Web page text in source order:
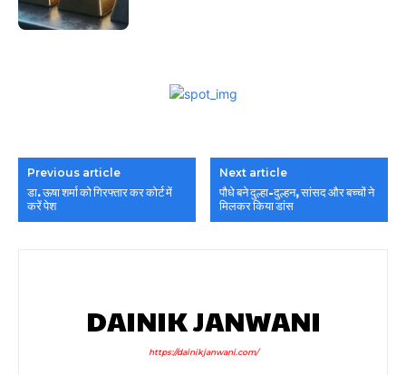
Previous article
डा. ऊषा शर्मा को गिरफ्तार कर कोर्ट में
करें पेश
Next article
पौधे बने दुल्हा-दुल्हन, सांसद और बच्चों ने
मिलकर किया डांस
DAINIK JANWANI
https://dainikjanwani.com/